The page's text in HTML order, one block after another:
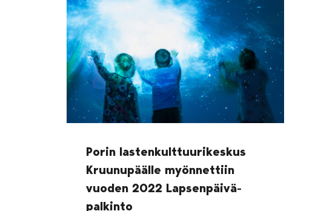
Porin lastenkulttuurikeskus
Kruunupäälle myönnettiin
vuoden 2022 Lapsenpäivä-
palkinto